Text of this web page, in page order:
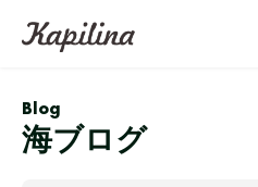
Blog
海ブログ